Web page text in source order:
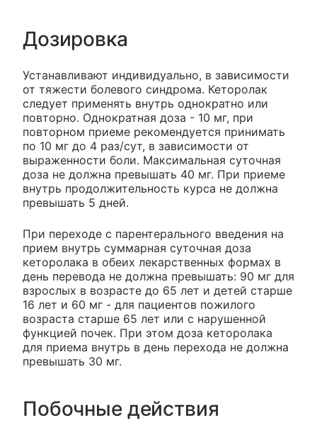
Дозировка
Устанавливают индивидуально, в зависимости
от тяжести болевого синдрома. Кеторолак
следует применять внутрь однократно или
повторно. Однократная доза - 10 мг, при
повторном приеме рекомендуется принимать
по 10 мг до 4 раз/сут, в зависимости от
выраженности боли. Максимальная суточная
доза не должна превышать 40 мг. При приеме
внутрь продолжительность курса не должна
превышать 5 дней.
При переходе с парентерального введения на
прием внутрь суммарная суточная доза
кеторолака в обеих лекарственных формах в
день перевода не должна превышать: 90 мг для
взрослых в возрасте до 65 лет и детей старше
16 лет и 60 мг - для пациентов пожилого
возраста старше 65 лет или с нарушенной
функцией почек. При этом доза кеторолака
для приема внутрь в день перехода не должна
превышать 30 мг.
Побочные действия